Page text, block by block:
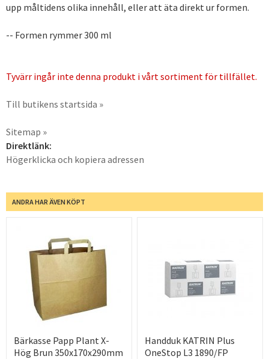
upp måltidens olika innehåll, eller att äta direkt ur formen.
-- Formen rymmer 300 ml
Tyvärr ingår inte denna produkt i vårt sortiment för tillfället.
Till butikens startsida »
Sitemap »
Direktlänk:
Högerklicka och kopiera adressen
ANDRA HAR ÄVEN KÖPT
Bärkasse Papp Plant X-
Hög Brun 350x170x290mm
Handduk KATRIN Plus
OneStop L3 1890/FP